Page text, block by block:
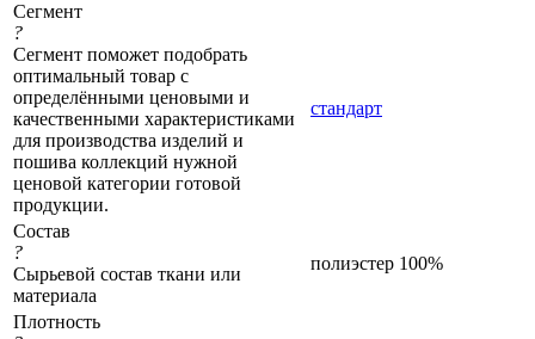
Сегмент
?
Сегмент поможет подобрать
оптимальный товар с
определёнными ценовыми и
качественными характеристиками
для производства изделий и
пошива коллекций нужной
ценовой категории готовой
продукции.
стандарт
Состав
?
Сырьевой состав ткани или
материала
полиэстер 100%
Плотность